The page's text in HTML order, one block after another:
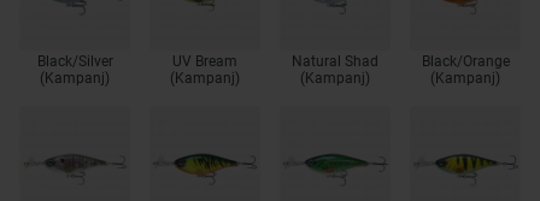
Black/Silver
(Kampanj)
UV Bream
(Kampanj)
Natural Shad
(Kampanj)
Black/Orange
(Kampanj)